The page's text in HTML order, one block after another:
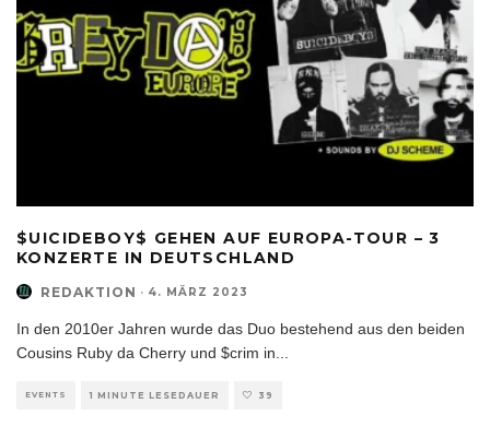
$UICIDEBOY$ GEHEN AUF EUROPA-TOUR – 3
KONZERTE IN DEUTSCHLAND
REDAKTION · 4. MÄRZ 2023
In den 2010er Jahren wurde das Duo bestehend aus den beiden
Cousins Ruby da Cherry und $crim in
EVENTS 1 MINUTE LESEDAUER 39